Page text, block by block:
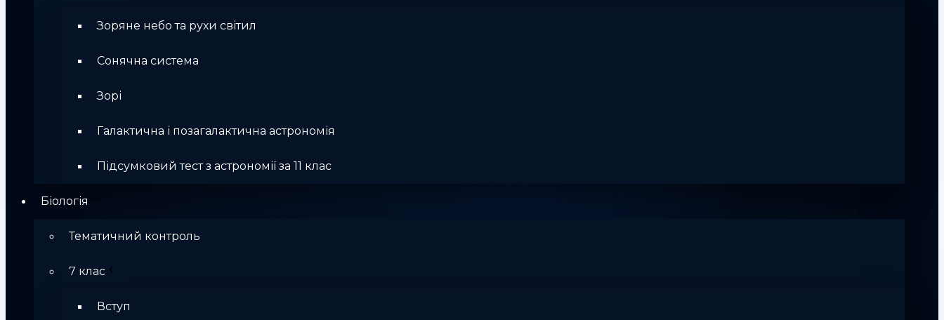
Зоряне небо та рухи світил
Сонячна система
Зорі
Галактична і позагалактична астрономія
Підсумковий тест з астрономії за 11 клас
Біологія
Тематичний контроль
7 клас
Вступ